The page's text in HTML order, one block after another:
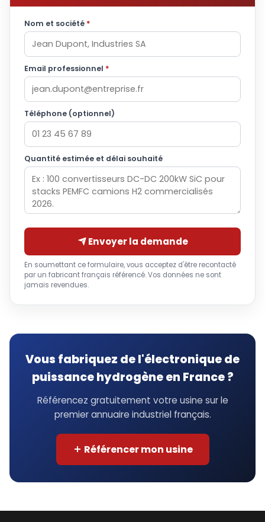
Nom et société *
Email professionnel *
Téléphone (optionnel)
Quantité estimée et délai souhaité
Envoyer la demande
En soumettant ce formulaire, vous acceptez d'être recontacté
par un fabricant français référencé. Vos données ne sont
jamais revendues.
Vous fabriquez de l'électronique de
puissance hydrogène en France ?
Référencez gratuitement votre usine sur le
premier annuaire industriel français.
Référencer mon usine